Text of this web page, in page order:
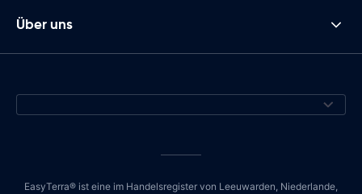
Über uns
EasyTerra® ist eine im Handelsregister von Leeuwarden, Niederlande,